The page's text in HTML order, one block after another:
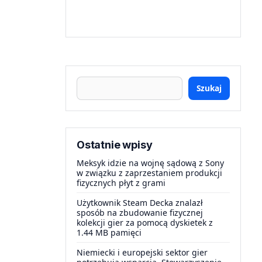
Szukaj
Ostatnie wpisy
Meksyk idzie na wojnę sądową z Sony
w związku z zaprzestaniem produkcji
fizycznych płyt z grami
Użytkownik Steam Decka znalazł
sposób na zbudowanie fizycznej
kolekcji gier za pomocą dyskietek z
1.44 MB pamięci
Niemiecki i europejski sektor gier